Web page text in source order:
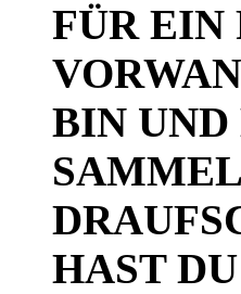
FÜR EIN
BIN
HAST